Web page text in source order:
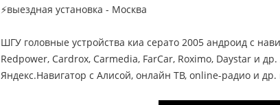
⚡выездная установка - Москва
ШГУ головные устройства киа серато 2005 андроид с
Redpower, Cardrox, Carmedia, FarCar, Roximo, Daystar и
Яндекс.Навигатор с Алисой, онлайн ТВ, online-радио и